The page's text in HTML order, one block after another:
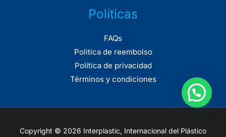
Políticas
FAQs
Politica de reembolso
Política de privacidad
Términos y condiciones
Copyright © 2026 Interplastic, Internacional del Plástico